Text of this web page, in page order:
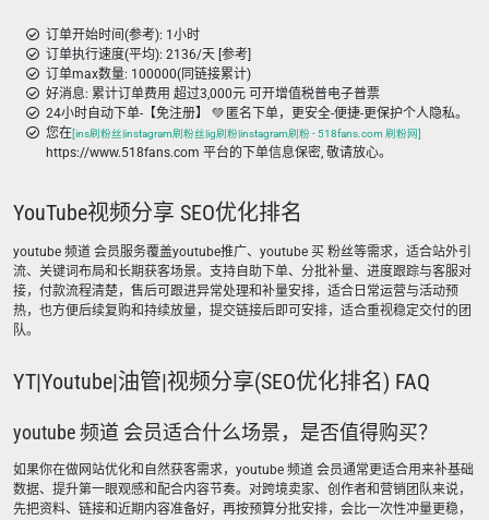
订单开始时间(参考): 1小时
订单执行速度(平均): 2136/天 [参考]
订单max数量: 100000(同链接累计)
好消息: 累计订单费用 超过3,000元 可开增值税普电子普票
24小时自动下单-【免注册】 💚 匿名下单，更安全-便捷-更保护个人隐私。
您在[ins刷粉丝|instagram刷粉丝|ig刷粉|instagram刷粉 - 518fans.com 刷粉网]
https://www.518fans.com 平台的下单信息保密, 敬请放心。
YouTube视频分享 SEO优化排名
youtube 频道 会员服务覆盖youtube推广、youtube 买 粉丝等需求，适合站外引
流、关键词布局和长期获客场景。支持自助下单、分批补量、进度跟踪与客服对
接，付款流程清楚，售后可跟进异常处理和补量安排，适合日常运营与活动预
热，也方便后续复购和持续放量，提交链接后即可安排，适合重视稳定交付的团
队。
YT|Youtube|油管|视频分享(SEO优化排名) FAQ
youtube 频道 会员适合什么场景，是否值得购买？
如果你在做网站优化和自然获客需求，youtube 频道 会员通常更适合用来补基础
数据、提升第一眼观感和配合内容节奏。对跨境卖家、创作者和营销团队来说，
先把资料、链接和近期内容准备好，再按预算分批安排，会比一次性冲量更稳，